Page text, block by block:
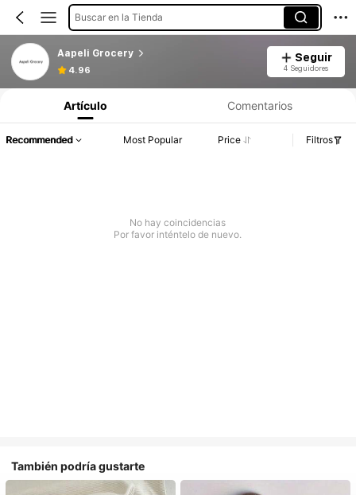
Buscar en la Tienda
Aapeli Grocery
4.96
Seguir
4 Seguidores
Artículo Comentarios
Recommended Most Popular Price Filtros
No hay coincidencias
Por favor inténtelo de nuevo.
También podría gustarte